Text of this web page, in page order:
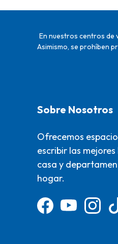
En nuestros centros de
Asimismo, se prohíben
Sobre Nosotros
Ofrecemos
escribir las
casa y
hogar.